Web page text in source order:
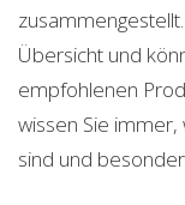
Übersicht und
empfohlenen
wissen Sie
sind und